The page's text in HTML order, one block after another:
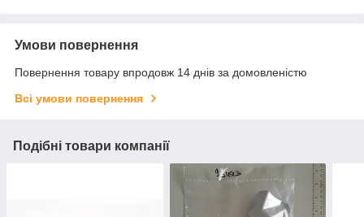
Умови повернення
Повернення товару впродовж 14 днів за домовленістю
Всі умови повернення
Подібні товари компанії